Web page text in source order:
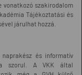
vonatkozó szakirodalom
Tájékoztatási és
járulhat hozzá.
és informatív
szorul. A VKK által